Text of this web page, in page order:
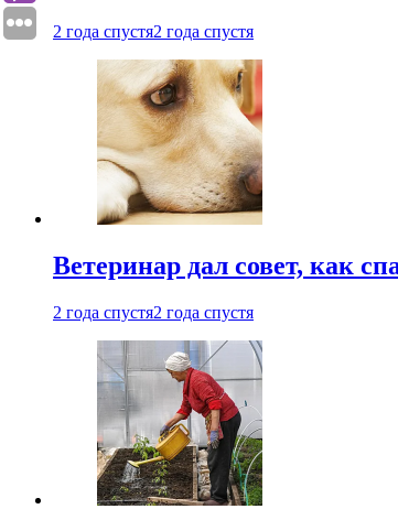
2 года спустя2 года спустя
Ветеринар дал совет, как
2 года спустя2 года спустя